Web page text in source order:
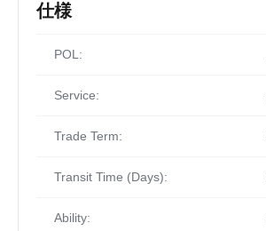
仕様
POL:
Service:
Trade Term:
Transit Time (Days):
Ability: